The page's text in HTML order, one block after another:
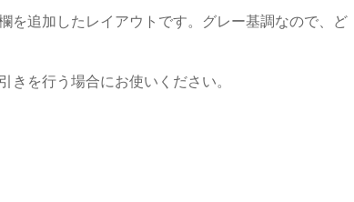
を追加したレイアウトです。グレー基調なので、ど
を行う場合にお使いください。